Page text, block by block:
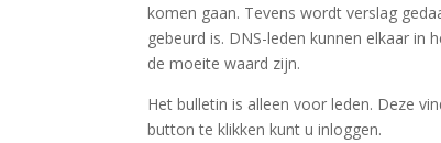
komen gaan. Tevens wordt verslag
gebeurd is. DNS-leden kunnen elkaar in
de moeite waard zijn.
Het bulletin is alleen voor leden. Deze
button te klikken kunt u inloggen.